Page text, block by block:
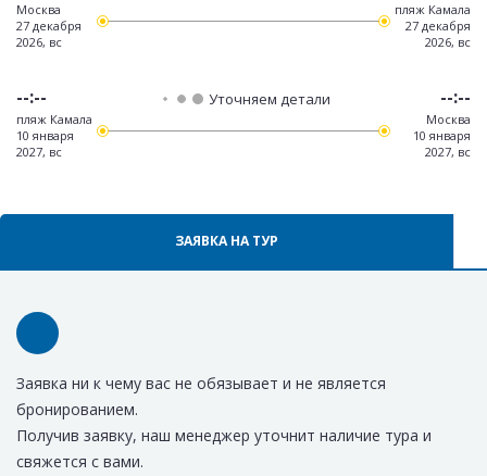
Москва
27 декабря
2026, вс
пляж Камала
27 декабря
2026, вс
--:--
пляж Камала
10 января
2027, вс
Уточняем детали --:--
Москва
10 января
2027, вс
ЗАЯВКА НА ТУР
Заявка ни к чему вас не обязывает и не является
бронированием.
Получив заявку, наш менеджер уточнит наличие тура и
свяжется с вами.